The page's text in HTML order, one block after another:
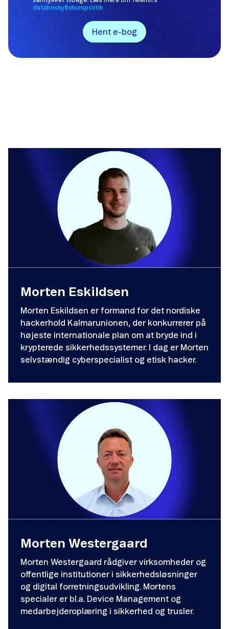
Morten Eskildsen
Morten Eskildsen er formand for det nordiske
hackerhold Kalmarunionen, der konkurrerer på
højeste internationale plan om at bryde ind i
krypterede sikkerhedssystemer. I dag er Morten
selvstændig cyberspecialist og etisk hacker.
Morten Westergaard
Morten Westergaard rådgiver virksomheder og
offentlige institutioner i sikkerhedsløsninger
og digital forretningsudvikling. Mortens
specialer er bl.a. Device Management og
medarbejderoplæring i sikkerhed og trusler.